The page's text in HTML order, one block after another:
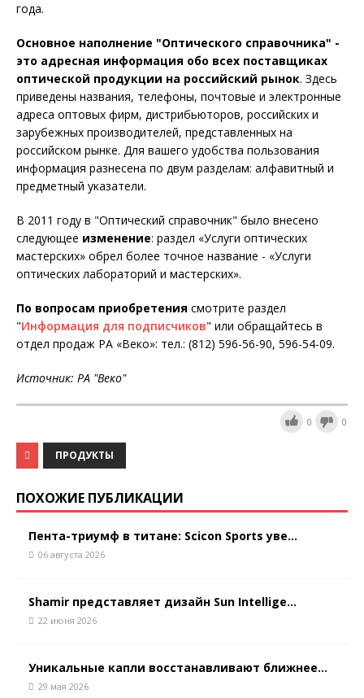
года.
Основное наполнение "Оптического справочника" -
это адресная информация обо всех поставщиках
оптической продукции на российский рынок. Здесь
приведены названия, телефоны, почтовые и электронные
адреса оптовых фирм, дистрибьюторов, российских и
зарубежных производителей, представленных на
российском рынке. Для вашего удобства пользования
информация разнесена по двум разделам: алфавитный и
предметный указатели.
В 2011 году в "Оптический справочник" было внесено
следующее изменение: раздел «Услуги оптических
мастерских» обрел более точное название - «Услуги
оптических лабораторий и мастерских».
По вопросам приобретения смотрите раздел
"Информация для подписчиков" или обращайтесь в
отдел продаж РА «Веко»: тел.: (812) 596-56-90, 596-54-09.
Источник: РА "Веко"
0 0
ПРОДУКТЫ
ПОХОЖИЕ ПУБЛИКАЦИИ
Пента-триумф в титане: Scicon Sports уве...
06 августа 2026
Shamir представляет дизайн Sun Intellige...
22 июня 2026
Уникальные капли восстанавливают ближнее...
29 мая 2026